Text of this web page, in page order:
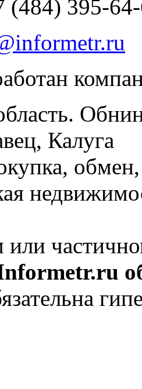
(484) 395-
Калуга
обмен,